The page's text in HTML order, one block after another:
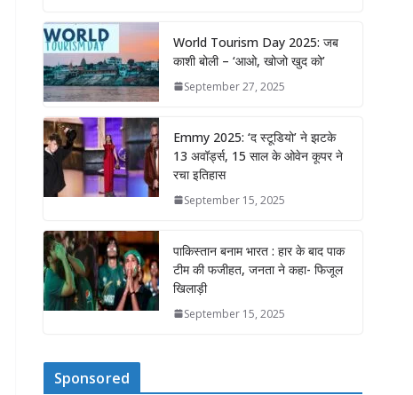
World Tourism Day 2025: जब
काशी बोली – ‘आओ, खोजो खुद को’
September 27, 2025
Emmy 2025: ‘द स्टूडियो’ ने झटके
13 अवॉर्ड्स, 15 साल के ओवेन कूपर ने
रचा इतिहास
September 15, 2025
पाकिस्तान बनाम भारत : हार के बाद पाक
टीम की फजीहत, जनता ने कहा- फिजूल
खिलाड़ी
September 15, 2025
Sponsored